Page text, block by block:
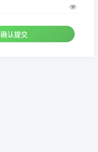
确认提交